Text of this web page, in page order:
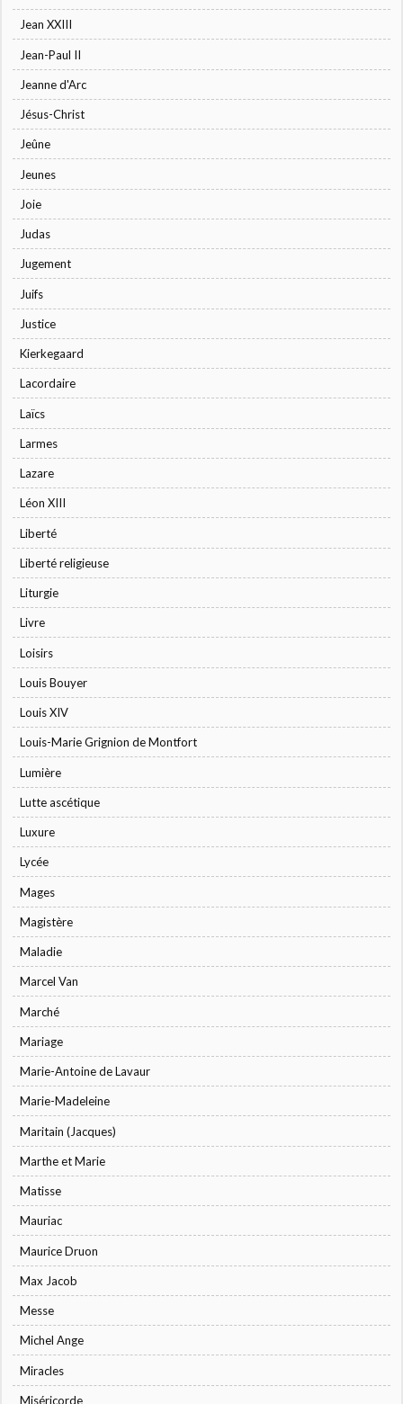
Jean XXIII
Jean-Paul II
Jeanne d'Arc
Jésus-Christ
Jeûne
Jeunes
Joie
Judas
Jugement
Juifs
Justice
Kierkegaard
Lacordaire
Laïcs
Larmes
Lazare
Léon XIII
Liberté
Liberté religieuse
Liturgie
Livre
Loisirs
Louis Bouyer
Louis XIV
Louis-Marie Grignion de Montfort
Lumière
Lutte ascétique
Luxure
Lycée
Mages
Magistère
Maladie
Marcel Van
Marché
Mariage
Marie-Antoine de Lavaur
Marie-Madeleine
Maritain (Jacques)
Marthe et Marie
Matisse
Mauriac
Maurice Druon
Max Jacob
Messe
Michel Ange
Miracles
Miséricorde